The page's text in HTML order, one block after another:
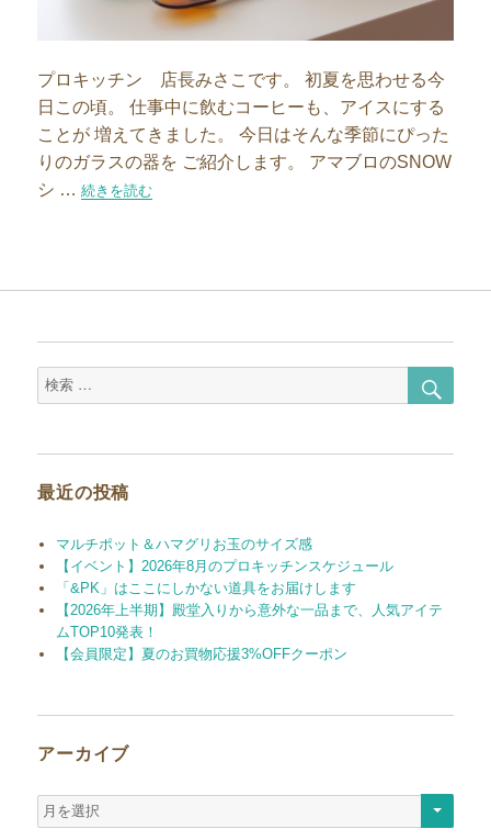
プロキッチン 店長みさこです。 初夏を思わせる今
日この頃。 仕事中に飲むコーヒーも、アイスにする
ことが 増えてきました。 今日はそんな季節にぴった
りのガラスの器を ご紹介します。 アマブロのSNOW
シ …“もう悩まない。おやつ時間はアマブロのSNOWシリーズで決ま
続きを読む
検
索
最近の投稿
マルチポット＆ハマグリお玉のサイズ感
【イベント】2026年8月のプロキッチンスケジュール
「&PK」はここにしかない道具をお届けします
【2026年上半期】殿堂入りから意外な一品まで、人気アイテ
ムTOP10発表！
【会員限定】夏のお買物応援3%OFFクーポン
アーカイブ
ア
ー